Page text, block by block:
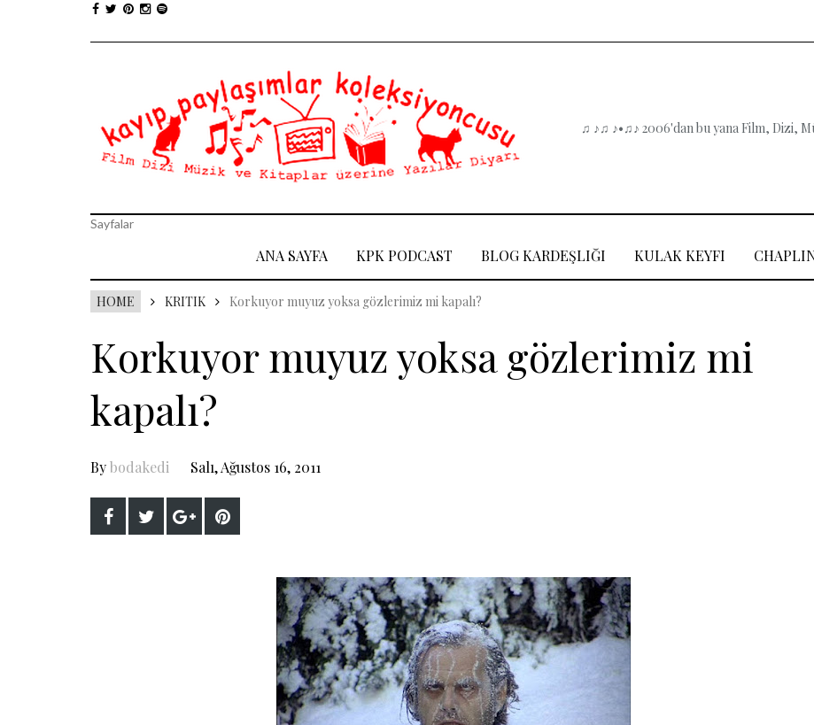
♫ ♪♫ ♪•♫♪ 2006'dan bu yana Film, Dizi,
Sayfalar
ANA SAYFA KPK PODCAST BLOG KARDEŞLIĞI KULAK KEYFI
HOME KRITIK Korkuyor muyuz yoksa gözlerimiz mi kapalı?
Korkuyor muyuz yoksa gözlerimiz mi
kapalı?
Bybodakedi Salı, Ağustos 16, 2011